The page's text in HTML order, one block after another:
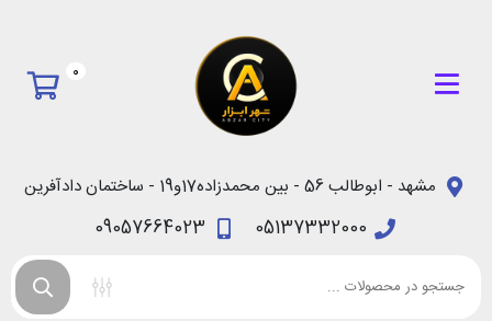
0
مشهد - ابوطالب 56 - بین محمدزاده17و19 - ساختمان دادآفرین
05137332000
09057664023